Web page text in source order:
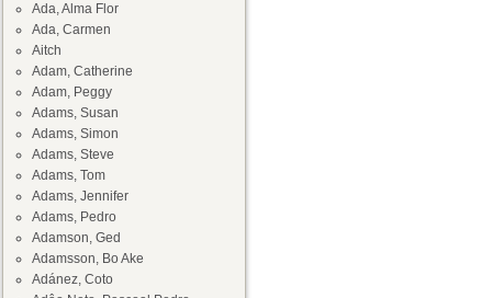
Ada, Alma Flor
Ada, Carmen
Aitch
Adam, Catherine
Adam, Peggy
Adams, Susan
Adams, Simon
Adams, Steve
Adams, Tom
Adams, Jennifer
Adams, Pedro
Adamson, Ged
Adamsson, Bo Ake
Adánez, Coto